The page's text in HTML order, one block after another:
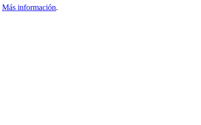
Más información.